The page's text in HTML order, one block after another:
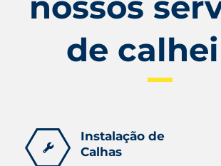
de
Instalação de
Calhas